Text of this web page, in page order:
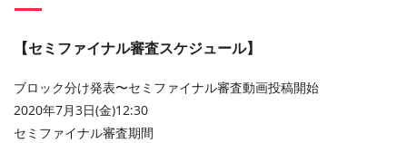
【セミファイナル審査スケジュール】
ブロック分け発表〜セミファイナル審査動画投稿開始
2020年7月3日(金)12:30
セミファイナル審査期間